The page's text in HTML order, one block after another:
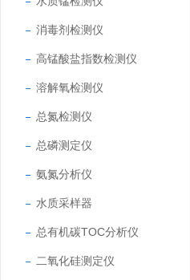
消毒剂检测仪
高锰酸盐指数检测仪
溶解氧检测仪
总氮检测仪
总磷测定仪
氨氮分析仪
水质采样器
总有机碳TOC分析仪
二氧化硅测定仪